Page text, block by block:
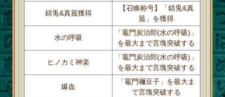
錆兎&真菰獲得
【召喚称号】「錆兎&真
菰」を獲得
水の呼吸
「竈門炭治郎(水の呼吸)」
を最大まで言塊突破する
ヒノカミ神楽
「竈門炭治郎(水の呼吸)」
を最大まで言塊突破する
爆血
「竈門禰豆子」を最大ま
で言塊突破する